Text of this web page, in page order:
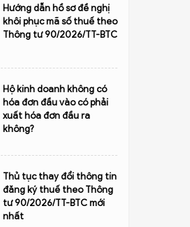
Hướng dẫn hồ sơ đề nghị
khôi phục mã số thuế theo
Thông tư 90/2026/TT-BTC
Hộ kinh doanh không có
hóa đơn đầu vào có phải
xuất hóa đơn đầu ra
không?
Thủ tục thay đổi thông tin
đăng ký thuế theo Thông
tư 90/2026/TT-BTC mới
nhất